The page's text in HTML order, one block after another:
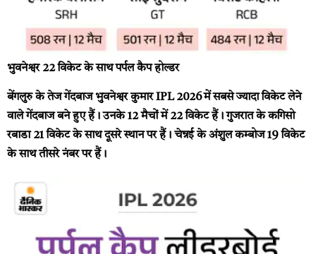
भुवनेश्वर 22 विकेट के साथ पर्पल कैप होल्डर
बेंगलुरु के तेज गेंदबाज भुवनेश्वर कुमार IPL 2026 में सबसे ज्यादा विकेट लेने
वाले गेंदबाज बने हुए हैं। उनके 12 मैचों में 22 विकेट हैं। गुजरात के कगिसो
रबाडा 21 विकेट के साथ दूसरे स्थान पर हैं। चेन्नई के अंशुल कम्बोज 19 विकेट
के साथ तीसरे नंबर पर हैं।